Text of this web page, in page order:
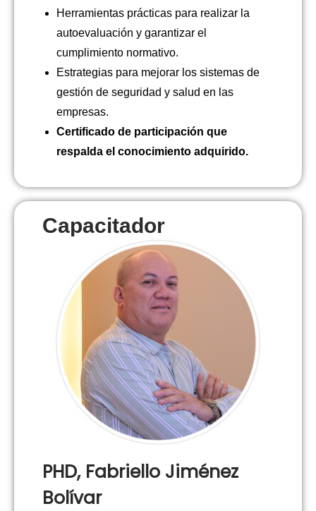
Herramientas prácticas para realizar la
autoevaluación y garantizar el
cumplimiento normativo.
Estrategias para mejorar los sistemas de
gestión de seguridad y salud en las
empresas.
Certificado de participación que
respalda el conocimiento adquirido.
Capacitador
PHD, Fabriello Jiménez
Bolívar